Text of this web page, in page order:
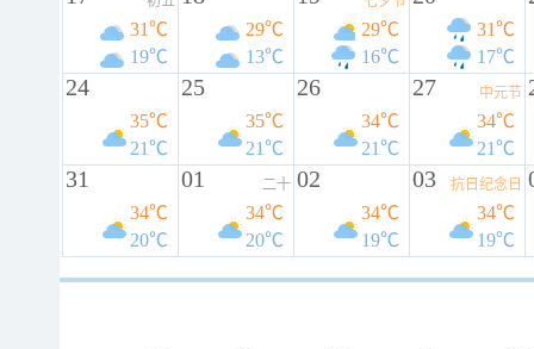
31℃
19℃
29℃
13℃
29℃
16℃
31℃
17℃
24
35℃
21℃
25
35℃
21℃
26
34℃
21℃
27 中元节
34℃
21℃
31
34℃
20℃
01 二十
34℃
20℃
02
34℃
19℃
03 抗日纪念日
34℃
19℃